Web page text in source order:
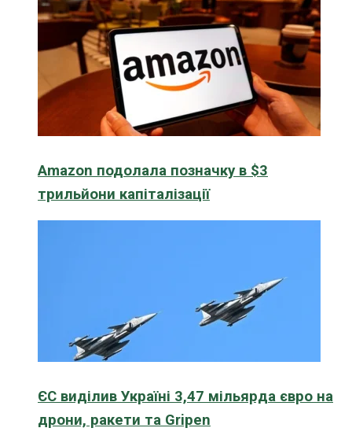
Amazon подолала позначку в $3
трильйони капіталізації
ЄС виділив Україні 3,47 мільярда євро на
дрони, ракети та Gripen